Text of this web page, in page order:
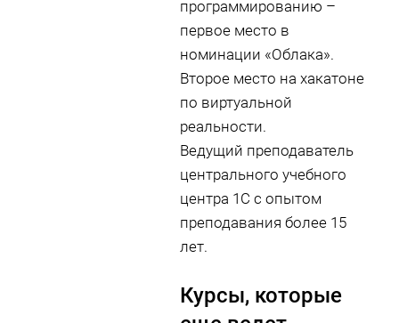
программированию –
первое место в
номинации «Облака».
Второе место на хакатоне
по виртуальной
реальности.
Ведущий преподаватель
центрального учебного
центра 1С с опытом
преподавания более 15
лет.
Курсы, которые